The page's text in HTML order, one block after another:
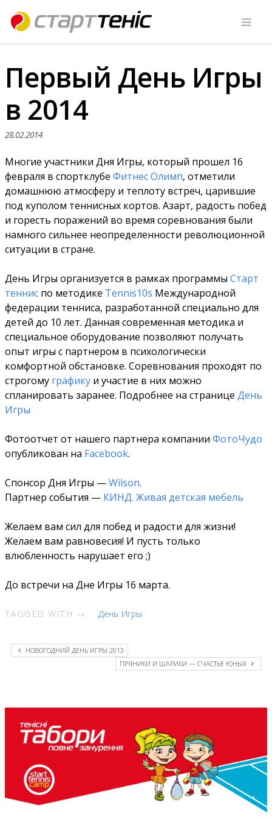
Первый День Игры
в 2014
28.02.2014
Многие участники Дня Игры, который прошел 16
февраля в спортклубе Фитнес Олимп, отметили
домашнюю атмосферу и теплоту встреч, царившие
под куполом теннисных кортов. Азарт, радость побед
и горесть поражений во время соревнования были
намного сильнее неопределенности революционной
ситуации в стране.
День Игры организуется в рамках программы Старт
теннис по методике Tennis10s Международной
федерации тенниса, разработанной специально для
детей до 10 лет. Данная современная методика и
специальное оборудование позволяют получать
опыт игры с партнером в психологически
комфортной обстановке. Соревнования проходят по
строгому графику и участие в них можно
спланировать заранее. Подробнее на странице День
Игры
Фотоотчет от нашего партнера компании ФотоЧудо
опубликован на Facebook.
Спонсор Дня Игры —Wilson.
Партнер события — КИНД. Живая детская мебель
Желаем вам сил для побед и радости для жизни!
Желаем вам равновесия! И пусть только
влюбленность нарушает его ;)
До встречи на Дне Игры 16 марта.
TAGGED WITH → День Игры
НОВОГОДНИЙ ДЕНЬ ИГРЫ 2013
ПРЯНИКИ И ШАРИКИ — СЧАСТЬЕ ЮНЫХ